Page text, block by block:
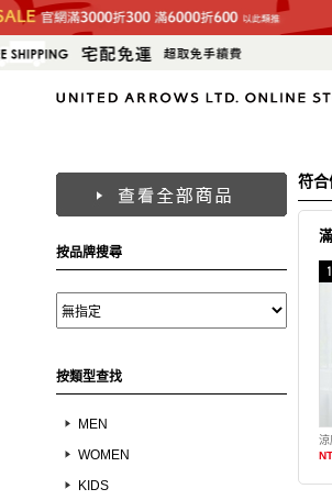
按品牌搜尋
按類型查找
MEN
WOMEN
KIDS
符合
涼